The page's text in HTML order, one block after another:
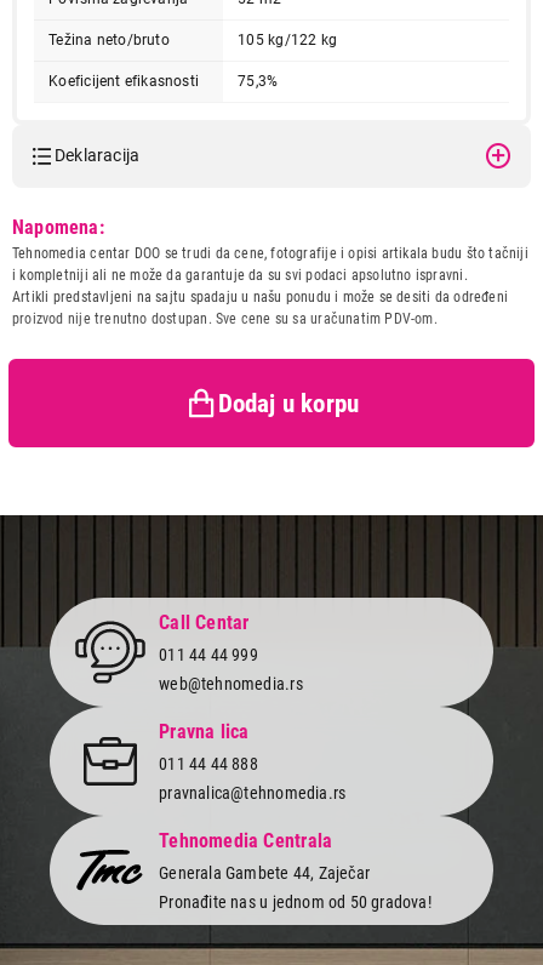
Težina neto/bruto 105 kg/122 kg
Koeficijent efikasnosti 75,3%
Deklaracija
Naziv i vrsta robe:
SPORET I PEC NA DRVA I
PELET
Uvoznik:
ALFA-PLAM
Zemlja porekla:
Srbija
Prava potrošača:
Zagarantovana sva prava
zaštiti potrošača
Napomena:
Tehnomedia centar DOO se trudi da cene, fotografije i opisi artikala budu što tačniji
i kompletniji ali ne može da garantuje da su svi podaci apsolutno ispravni.
Artikli predstavljeni na sajtu spadaju u našu ponudu i može se desiti da određeni
proizvod nije trenutno dostupan. Sve cene su sa uračunatim PDV-om.
Dodaj u korpu
ALFA LARA CRVENA
Proizvod je dodat u korpu.
Ukupno u korpi:0,00
Nastavi kupovinu
Call Centar
011 44 44 999
web@tehnomedia.rs
Pravna lica
011 44 44 888
pravnalica@tehnomedia.rs
Tehnomedia Centrala
Generala Gambete 44, Zaječar
Pronađite nas u jednom od 50 gradova!